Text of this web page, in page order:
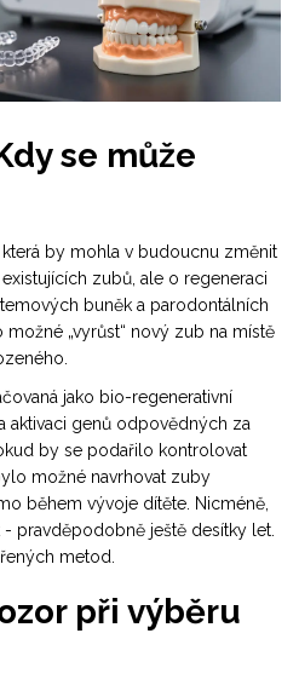
se může
by mohla v budoucnu změnit
zubů, ale o regeneraci
buněk a parodontálních
„vyrůst“ nový zub na místě
jako bio-regenerativní
aktivaci genů odpovědných za
by se podařilo kontrolovat
možné navrhovat zuby
během vývoje dítěte. Nicméně,
pravděpodobně ještě desítky let.
metod.
při výběru